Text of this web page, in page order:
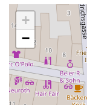
+
−